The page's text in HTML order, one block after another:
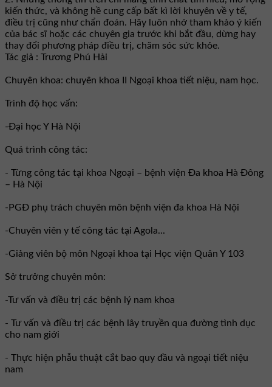
kiến thức, và không hề cung cấp bất kì lời khuyên về y tế,
điều trị cũng như chẩn đoán. Hãy luôn nhớ tham khảo ý kiến
của bác sĩ hoặc các chuyên gia trước khi bắt đầu, dừng hay
thay đổi phương pháp điều trị, chăm sóc sức khỏe.
Tác giả : Trương Phú Hải
Chuyên khoa: chuyên khoa II Ngoại khoa tiết niệu, nam học.
Trình độ học vấn:
-Đại học Y Hà Nội
Quá trình công tác:
- Từng công tác tại khoa Ngoại – bệnh viện Đa khoa Hà Đông
– Hà Nội
-PGĐ phụ trách chuyên môn bệnh viện đa khoa Hà Nội
-Chuyên viên y tế công tác tại Agola...
-Giảng viên bộ môn Ngoại khoa tại Học viện Quân Y 103
Sở trưởng chuyên môn:
-Tư vấn và điều trị các bệnh lý nam khoa
- Tư vấn và điều trị các bệnh lây truyền qua đường tình dục
cho nam giới
- Thực hiện phẫu thuật cắt bao quy đầu và ngoại tiết niệu
nam